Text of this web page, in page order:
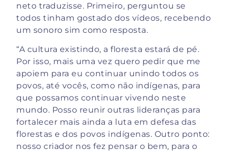
neto traduzisse. Primeiro, perguntou se
todos tinham gostado dos vídeos, recebendo
um sonoro sim como resposta.
“A cultura existindo, a floresta estará de pé.
Por isso, mais uma vez quero pedir que me
apoiem para eu continuar unindo todos os
povos, até vocês, como não indígenas, para
que possamos continuar vivendo neste
mundo. Posso reunir outras lideranças para
fortalecer mais ainda a luta em defesa das
florestas e dos povos indígenas. Outro ponto:
nosso criador nos fez pensar o bem, para o